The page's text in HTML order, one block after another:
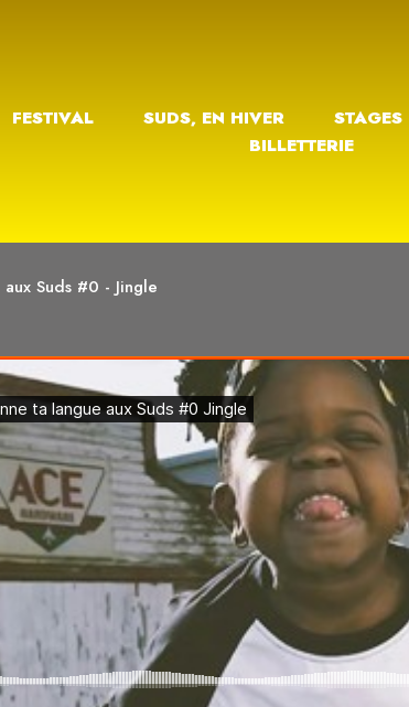
FESTIVAL SUDS, EN HIVER STAGES
BILLETTERIE
Suds #0 - Jingle